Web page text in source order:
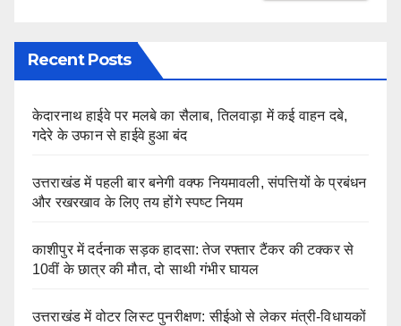
Recent Posts
केदारनाथ हाईवे पर मलबे का सैलाब, तिलवाड़ा में कई वाहन दबे,
गदेरे के उफान से हाईवे हुआ बंद
उत्तराखंड में पहली बार बनेगी वक्फ नियमावली, संपत्तियों के प्रबंधन
और रखरखाव के लिए तय होंगे स्पष्ट नियम
काशीपुर में दर्दनाक सड़क हादसा: तेज रफ्तार टैंकर की टक्कर से
10वीं के छात्र की मौत, दो साथी गंभीर घायल
उत्तराखंड में वोटर लिस्ट पुनरीक्षण: सीईओ से लेकर मंत्री-विधायकों